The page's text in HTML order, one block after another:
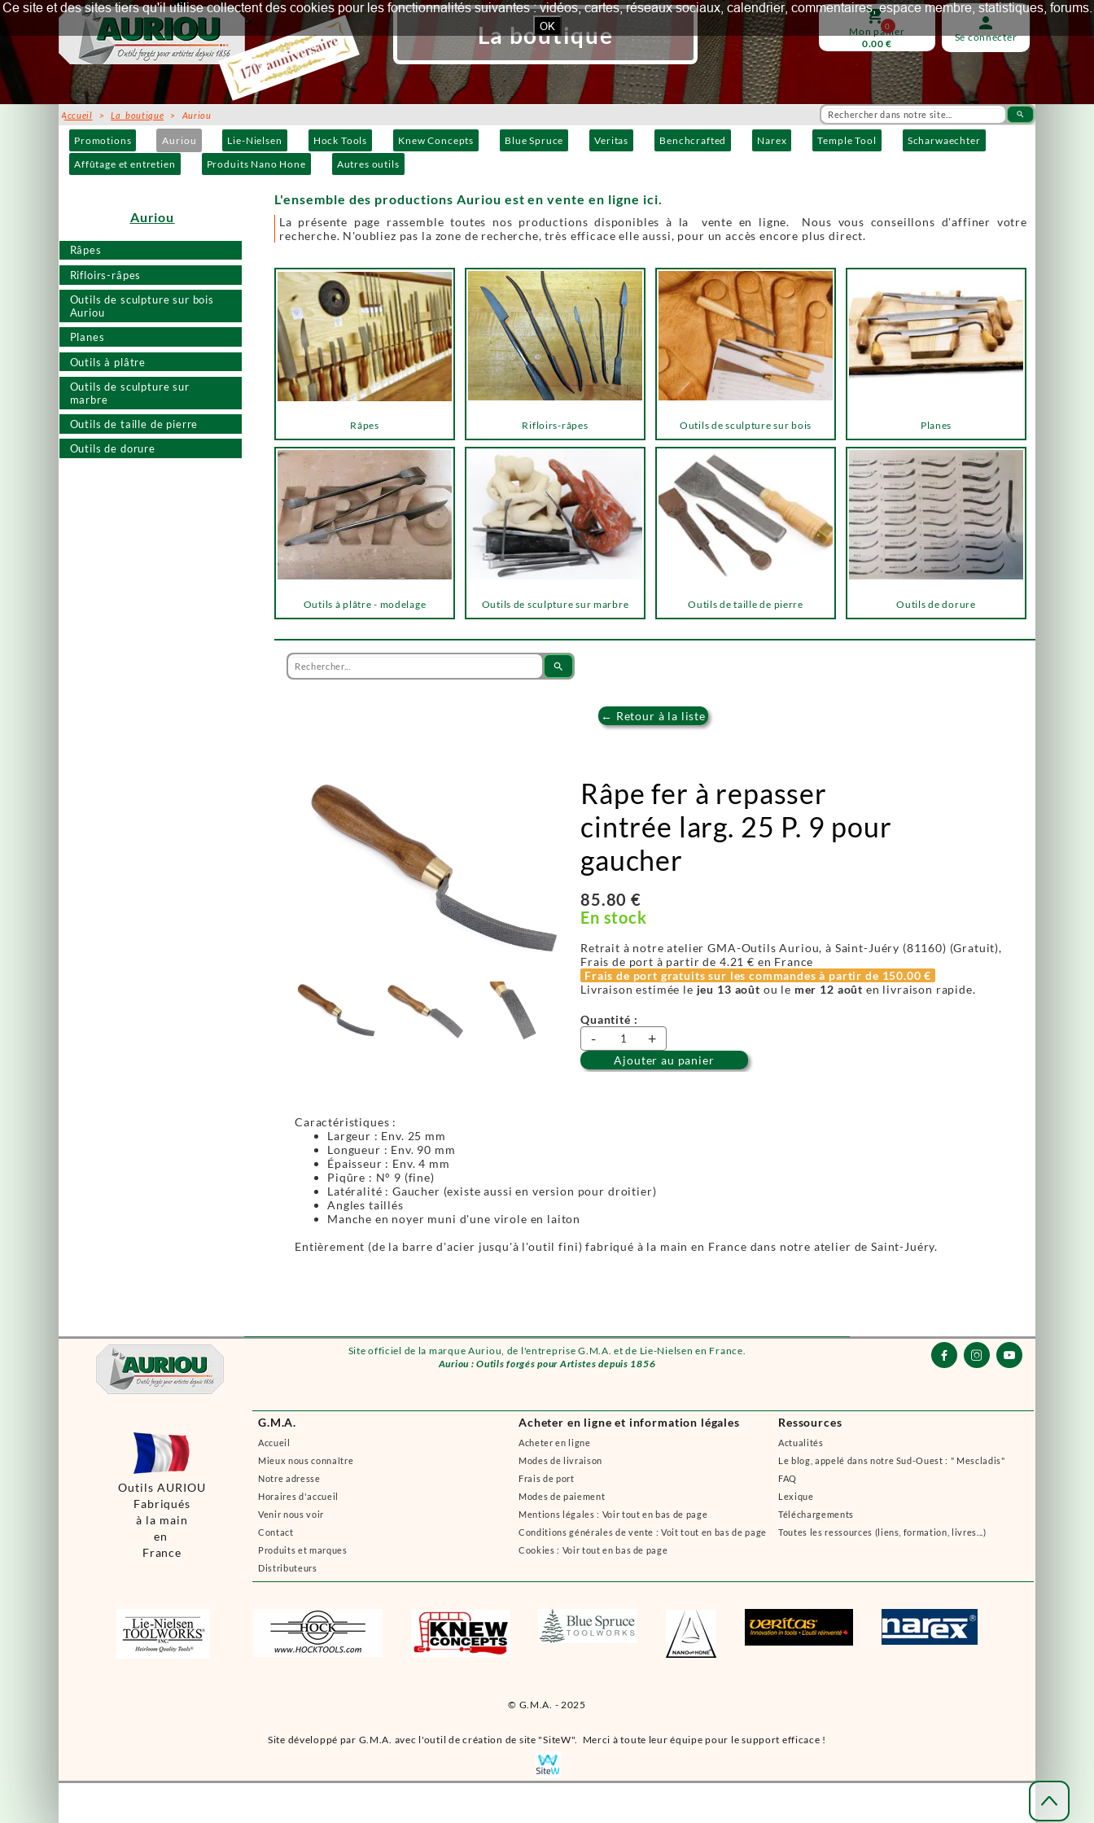
Site officiel de la marque Auriou, de l'entreprise G.M.A. et de Lie-Nielsen en France.
Auriou : Outils forgés pour Artistes depuis 1856
© G.M.A. - 2025
search
Promotions Auriou Lie-Nielsen Hock Tools Knew Concepts Blue Spruce Veritas Benchcrafted Narex Temple Tool
Scharwaechter
Affûtage et entretien
Produits Nano Hone Autres outils
person
Se connecter
shopping_cart
0
Mon panier
0.00 €
Râpes
Rifloirs-râpes
Outils de sculpture sur bois
Auriou
Planes
Outils à plâtre
Outils de sculpture sur
marbre
Outils de taille de pierre
Outils de dorure
G.M.A.
Accueil
Mieux nous connaître
Notre adresse
Horaires d'accueil
Venir nous voir
Contact
Produits et marques
Distributeurs
Acheter en ligne et information légales
Acheter en ligne
Modes de livraison
Frais de port
Modes de paiement
Mentions légales : Voir tout en bas de page
Conditions générales de vente : Voit tout en bas de page
Cookies : Voir tout en bas de page
Ressources
Actualités
Le blog, appelé dans notre Sud-Ouest : " Mescladis"
FAQ
Lexique
Téléchargements
Toutes les ressources (liens, formation, livres...)
Site développé par G.M.A. avec l'outil de création de site "SiteW". Merci à toute leur équipe pour le support efficace !
  
Outils AURIOU
Fabriqués
à la main
en
France
La boutique
Accueil >La boutique > Auriou
L'ensemble des productions Auriou est en vente en ligne ici.
La présente page rassemble toutes nos productions disponibles à la vente en ligne. Nous vous conseillons d'affiner votre
recherche. N'oubliez pas la zone de recherche, très efficace elle aussi, pour un accès encore plus direct.
Auriou
Râpes Rifloirs-râpes Outils de sculpture sur bois Planes
Outils à plâtre - modelage Outils de sculpture sur marbre Outils de taille de pierre Outils de dorure
search
← Retour à la liste
Râpe fer à repasser
cintrée larg. 25 P. 9 pour
gaucher
85.80 €
En stock
Retrait à notre atelier GMA-Outils Auriou, à Saint-Juéry (81160) (Gratuit),
Frais de port à partir de 4.21 € en France
Frais de port gratuits sur les commandes à partir de 150.00 €
Livraison estimée le jeu 13 août ou le mer 12 août en livraison rapide.
Quantité :
- +
Ajouter au panier
Caractéristiques :
Largeur : Env. 25 mm
Longueur : Env. 90 mm
Épaisseur : Env. 4 mm
Piqûre : N° 9 (fine)
Latéralité : Gaucher (existe aussi en version pour droitier)
Angles taillés
Manche en noyer muni d'une virole en laiton
Entièrement (de la barre d'acier jusqu'à l'outil fini) fabriqué à la main en France dans notre atelier de Saint-Juéry.
Ce site et des sites tiers qu'il utilise collectent des cookies pour les fonctionnalités suivantes : vidéos, cartes, réseaux sociaux, calendrier, commentaires, espace membre, statistiques, forums.
OK